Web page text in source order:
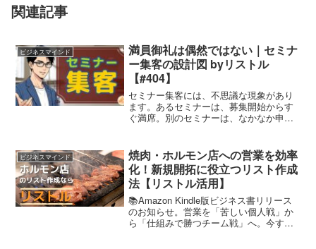
関連記事
ビジネスマインド
満員御礼は偶然ではない｜セミナ
ー集客の設計図 byリストル
【#404】
セミナー集客には、不思議な現象があり
ます。あるセミナーは、募集開始からす
ぐ満席。別のセミナーは、なかなか申し
のときよく言われるのが、「たまたまタ
イミングが良かった」でも実際は違いま
す。💡満席セミナーは偶然ではなく、設
計で作られています。今日は、セミナー
集客の構造を整理してみます。
ビジネスマインド
焼肉・ホルモン店への営業を効率
化！新規開拓に役立つリスト作成
法【リストル活用】
📚Amazon Kindle版ビジネス書リリース
のお知らせ。営業を「苦しい個人戦」か
ら「仕組みで勝つチーム戦」へ。今すぐ